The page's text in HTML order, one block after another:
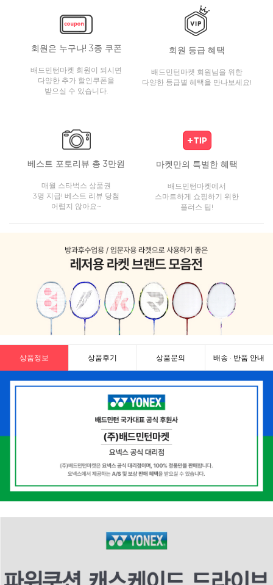
회원은 누구나! 3종 쿠폰
배드민턴마켓 회원이 되시면
다양한 추가 할인쿠폰을
받으실 수 있습니다.
회원 등급 혜택
배드민턴마켓 회원님을 위한
다양한 등급별 혜택을 만나보세요!
베스트 포토리뷰 총 3만원
매월 스타벅스 상품권
3명 지급! 베스트 리뷰 당첨
어렵지 않아요~
마켓만의 특별한 혜택
배드민턴마켓에서
스마트하게 쇼핑하기 위한
플러스 팁!
상품정보 상품후기 상품문의 배송 · 반품 안내